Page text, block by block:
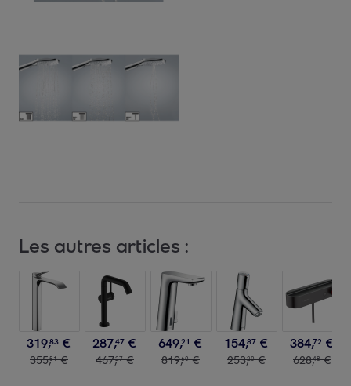
Les autres articles :
319,83 €
355,51 €
287,47 €
467,27 €
649,21 €
819,60 €
154,87 €
253,20 €
384,72 €
628,48 €